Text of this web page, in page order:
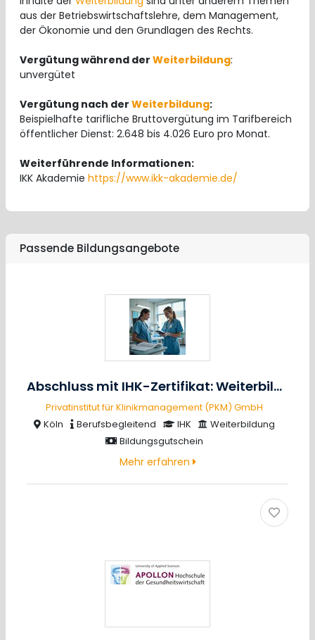
aus der Betriebswirtschaftslehre, dem Management,
der Ökonomie und den Grundlagen des Rechts.
Vergütung während der Weiterbildung:
unvergütet
Vergütung nach der Weiterbildung:
Beispielhafte tarifliche Bruttovergütung im Tarifbereich
öffentlicher Dienst: 2.648 bis 4.026 Euro pro Monat.
Weiterführende Informationen:
IKK Akademie https://www.ikk-akademie.de/
Passende Bildungsangebote
Abschluss mit IHK-Zertifikat: Weiterbildung zur medizinischen Kodierfachkraft (Online/vor Ort)
Privatinstitut für Klinikmanagement (PKM) GmbH
Köln
Berufsbegleitend IHK
Weiterbildung
Bildungsgutschein
Mehr erfahren